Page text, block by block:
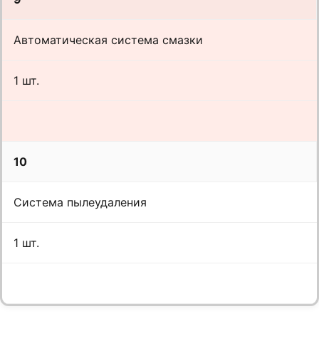
Автоматическая система смазки
1 шт.
10
Система пылеудаления
1 шт.